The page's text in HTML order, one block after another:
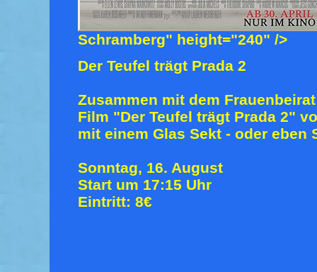
Schramberg" height="240" />
Der Teufel trägt Prada 2
Zusammen mit dem
Film "Der Teufel trägt Prada 2"
mit einem Glas Sekt - oder eben
Sonntag, 16. August
Start um 17:15 Uhr
Eintritt: 8€